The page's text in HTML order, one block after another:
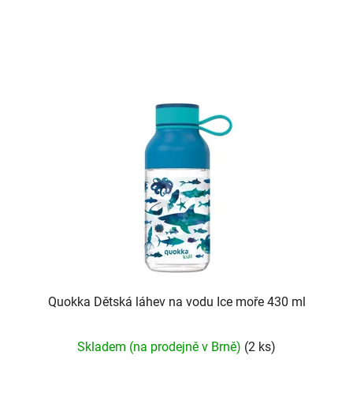
Quokka Dětská láhev na vodu Ice moře 430 ml
Skladem (na prodejně v Brně) (2 ks)